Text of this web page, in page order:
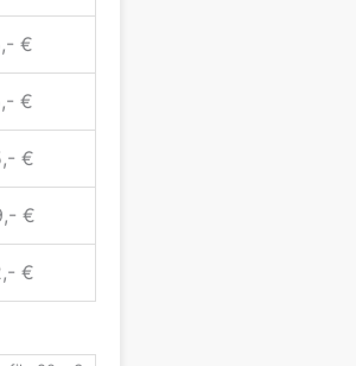
€
€
€
€
€